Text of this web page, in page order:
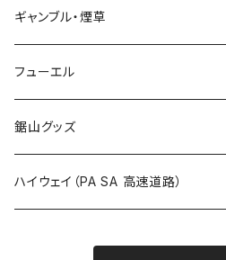
ROUTE700～799号線
ROUTE 600～699号線
ROUTE 700～799号線
ROUTE 600～699号線
ROUTE 700～799号線
ステッカー
福島県
茨城県
栃木県
群馬県
LIVE配信禁止
撮影禁止
ギャンブル・煙草
ホテルキーホルダー
たばこ・禁煙ステッカー
フューエル
ステッカー
鋸山グッズ
Tシャツ
ハイウェイ（PA SA 高速道路）